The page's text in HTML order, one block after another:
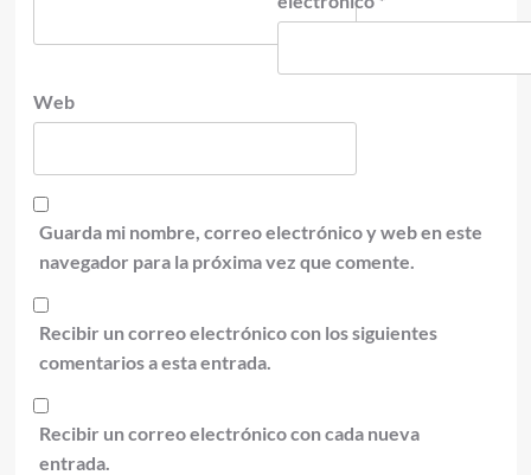
Web
Guarda mi nombre, correo electrónico y web en este
navegador para la próxima vez que comente.
Recibir un correo electrónico con los siguientes
comentarios a esta entrada.
Recibir un correo electrónico con cada nueva
entrada.